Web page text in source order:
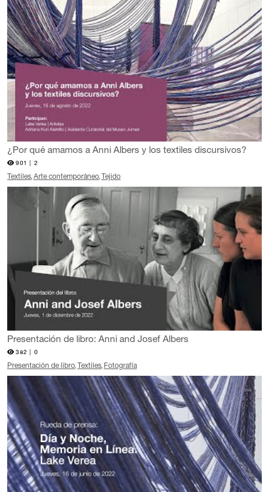
¿Por qué amamos a Anni Albers y los textiles discursivos?
901 | 2
Textiles Arte contemporáneo Tejido
Presentación de libro: Anni and Josef Albers
382 | 0
Presentación de libro Textiles Fotografía